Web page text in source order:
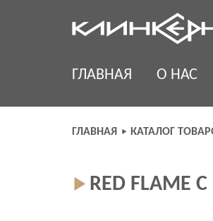
ГЛАВНАЯ О НАС
ГЛАВНАЯ КАТАЛОГ
RED FLAME